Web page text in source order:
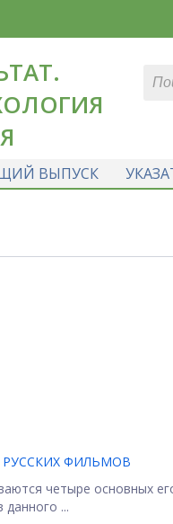
ВЫПУСК
ФИЛЬМОВ
четыре основных
...